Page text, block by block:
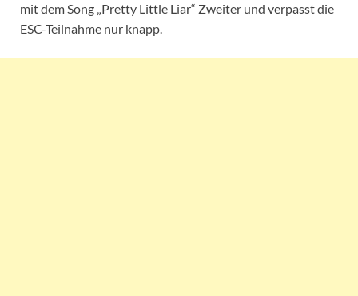
mit dem Song „Pretty Little Liar“ Zweiter und verpasst die
ESC-Teilnahme nur knapp.